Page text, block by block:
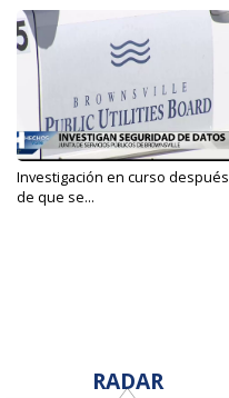
Investigación en curso después
de que se...
RADAR